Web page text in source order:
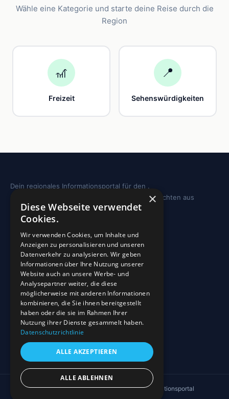
Wähle eine Kategorie und starte deine Reise durch die
Region
🎢
Freizeit
📍
Sehenswürdigkeiten
Dein regionales Informationsportal für den .
Sehenswürdigkeiten, Ausflugstipps und Geschichten aus
deiner Region.
REGION
Freizeit
Sehenswürdigkeiten
INFO
Blog
Sehenswürdigkeiten
Impressum
Datenschutz
© 2026 4EVERGLEN UG · Regionales Informationsportal
×
Diese Webseite verwendet
Cookies.
Wir verwenden Cookies, um Inhalte und
Anzeigen zu personalisieren und unseren
Datenverkehr zu analysieren. Wir geben
Informationen über Ihre Nutzung unserer
Website auch an unsere Werbe- und
Analysepartner weiter, die diese
möglicherweise mit anderen Informationen
kombinieren, die Sie ihnen bereitgestellt
haben oder die sie im Rahmen Ihrer
Nutzung ihrer Dienste gesammelt haben.
Datenschutzrichtlinie
ALLE AKZEPTIEREN
ALLE ABLEHNEN